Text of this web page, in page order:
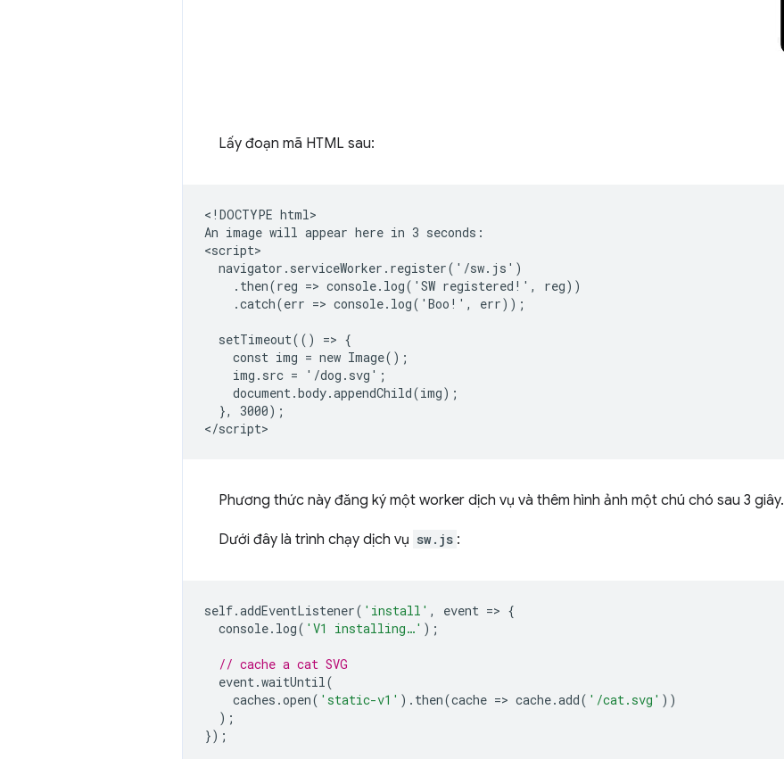
Lấy đoạn mã HTML sau:
<!DOCTYPE html>
An image will appear here in 3 seconds:
<script>
  navigator.serviceWorker.register('/sw.js')
    .then(reg => console.log('SW registered!', reg))
    .catch(err => console.log('Boo!', err));
  setTimeout(() => {
    const img = new Image();
    img.src = '/dog.svg';
    document.body.appendChild(img);
  }, 3000);
Phương thức này đăng ký một worker dịch vụ và thêm hình ảnh một chú chó sau 3 giây.
Dưới đây là trình chạy dịch vụ sw.js :
self.addEventListener( 'install' , event => {
console. log( 'V1 installing…' );
// cache a cat SVG
event.waitUntil(
caches .open( 'static-v1' ). then(cache => cache.add( '/cat.svg' ))
);
});